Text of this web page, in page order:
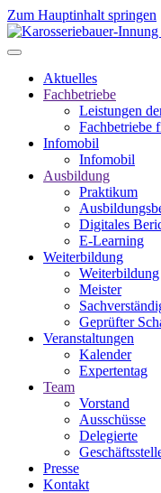
Zum Hauptinhalt springen
Aktuelles
Fachbetriebe
Leistungen
Fachbetriebe
Infomobil
Infomobil
Ausbildung
Praktikum
Digitales
E-Learning
Weiterbildung
Weiterbildung
Meister
Geprüfter
Veranstaltungen
Kalender
Expertentag
Team
Vorstand
Ausschüsse
Delegierte
Presse
Kontakt